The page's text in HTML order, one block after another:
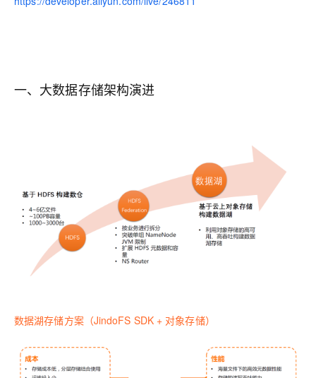
一、大数据存储架构演进
数据湖存储方案（JindoFS SDK + 对象存储）